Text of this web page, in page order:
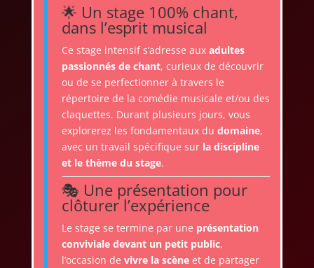
🌟 Un stage 100% chant,
dans l’esprit musical
Ce stage intensif s’adresse aux adultes
passionnés de chant, curieux de découvrir
ou de se perfectionner à travers le
répertoire de la comédie musicale et/ou des
claquettes. Durant plusieurs jours, vous
explorerez les fondamentaux du domaine,
avec un travail spécifique sur la discipline
et le thème du stage.
🎭 Une présentation pour
clôturer l’expérience
Le stage se termine par une présentation
conviviale devant un petit public,
l’occasion de vivre la scèneet de partager